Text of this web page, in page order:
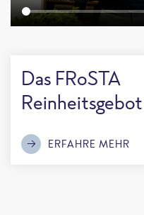
Das FRoSTA
Reinheitsgebot
ERFAHRE MEHR